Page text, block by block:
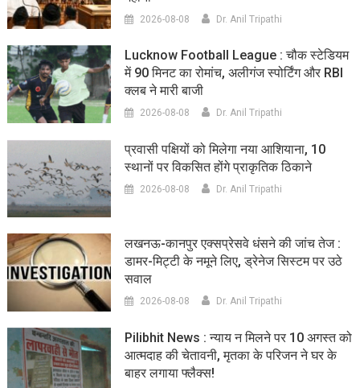
2026-08-08 Dr. Anil Tripathi
Lucknow Football League : चौक स्टेडियम
में 90 मिनट का रोमांच, अलीगंज स्पोर्टिंग और RBI
क्लब ने मारी बाजी
2026-08-08 Dr. Anil Tripathi
प्रवासी पक्षियों को मिलेगा नया आशियाना, 10
स्थानों पर विकसित होंगे प्राकृतिक ठिकाने
2026-08-08 Dr. Anil Tripathi
लखनऊ-कानपुर एक्सप्रेसवे धंसने की जांच तेज :
डामर-मिट्टी के नमूने लिए, ड्रेनेज सिस्टम पर उठे
सवाल
2026-08-08 Dr. Anil Tripathi
Pilibhit News : न्याय न मिलने पर 10 अगस्त को
आत्मदाह की चेतावनी, मृतका के परिजन ने घर के
बाहर लगाया फ्लैक्स!